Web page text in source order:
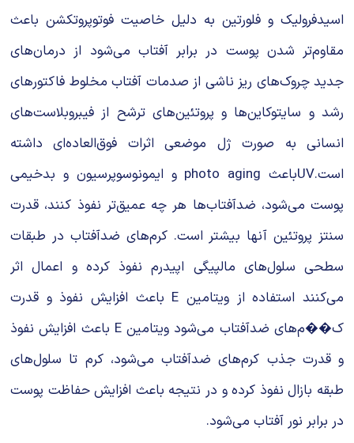
اسیدفرولیک و فلورتین به دلیل خاصیت فوتوپروتکشن باعث
مقاوم‌تر شدن پوست در برابر آفتاب می‌شود از درمان‌های
جدید چروک‌های ریز ناشی از صدمات آفتاب مخلوط فاکتورهای
رشد و سایتوکاین‌ها و پروتئین‌های ترشح از فیبروبلاست‌های
انسانی به صورت ژل موضعی اثرات فوق‌العاده‌ای داشته
است.UVباعث photo aging و ایمونوسوپرسیون و بدخیمی
پوست می‌شود، ضدآفتاب‌‌ها هر چه عمیق‌تر نفوذ کنند، قدرت
سنتز پروتئین‌ آنها بیشتر است. کرم‌های ضدآفتاب در طبقات
سطحی سلول‌های مالپیگی اپیدرم نفوذ کرده و اعمال اثر
می‌کنند استفاده از ویتامین E باعث افزایش نفوذ و قدرت
ک��م‌های ضدآفتاب می‌شود ویتامین E باعث افزایش نفوذ
و قدرت جذب کرم‌های ضدآفتاب می‌شود، کرم تا سلول‌های
طبقه بازال نفوذ کرده و در نتیجه باعث افزایش حفاظت پوست
در برابر نور آفتاب می‌شود.